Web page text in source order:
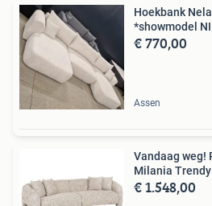
Hoekbank
*showmodel
€ 770,00
Assen
Vandaag weg!
Milania
€ 1.548,00